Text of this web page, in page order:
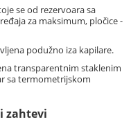
se od rezervoara sa
za maksimum, pločice -
podužno iza kapilare.
transparentnim staklenim
sa termometrijskom
zahtevi